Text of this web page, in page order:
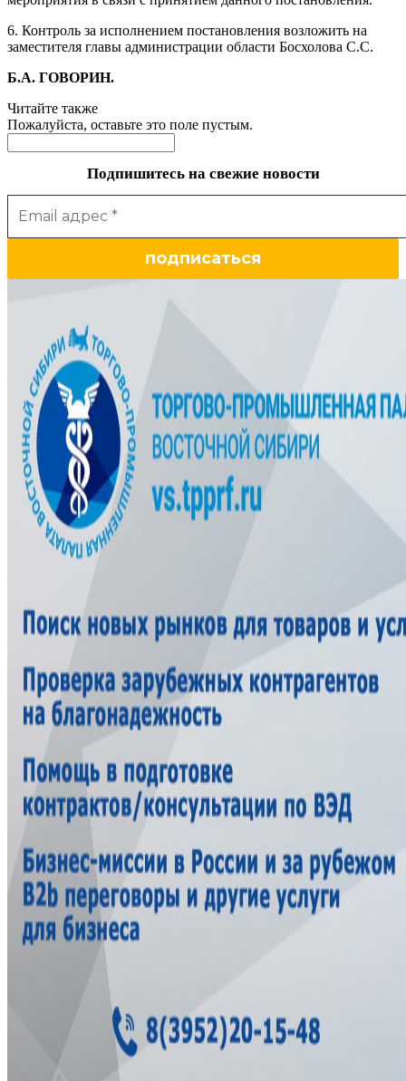
6. Контроль за исполнением постановления возложить на
заместителя главы администрации области Босхолова С.С.
Б.А. ГОВОРИН.
Читайте также
Пожалуйста, оставьте это поле пустым.
Подпишитесь на свежие новости